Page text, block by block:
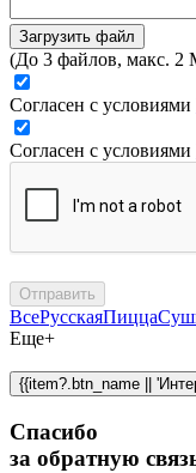
Загрузить файл
(До 3 файлов, макс. 2
Согласен с условиями
Согласен с условиями
Отправить
ВсеРусскаяПицца
Еще+
{{item?.btn_name ||
Спасибо
за обратную